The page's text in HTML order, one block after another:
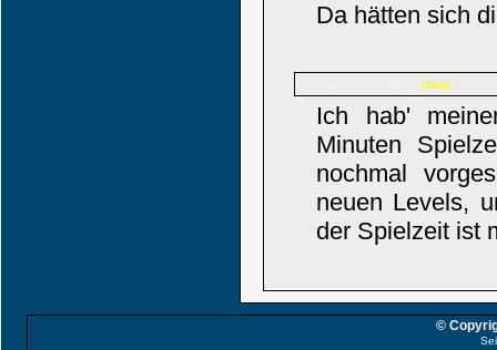
Da hätten sich
(Gast)
Ich hab'
Minuten
nochmal
neuen Levels,
der Spielzeit ist
©